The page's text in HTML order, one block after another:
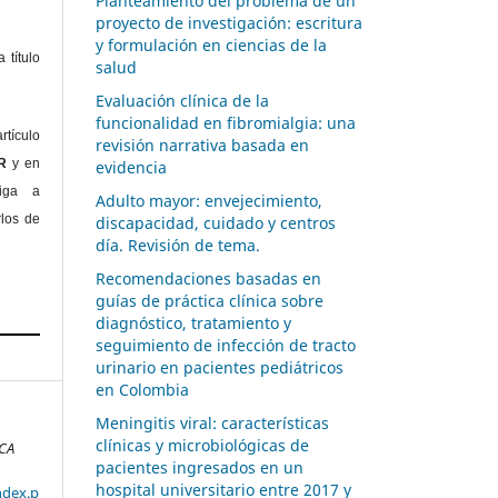
título
y en
a
de
proyecto de investigación: escritura
y formulación en ciencias de la
salud
Evaluación clínica de la
funcionalidad en fibromialgia: una
revisión narrativa basada en
evidencia
Adulto mayor: envejecimiento,
discapacidad, cuidado y centros
día. Revisión de tema.
Recomendaciones basadas en
guías de práctica clínica sobre
diagnóstico, tratamiento y
seguimiento de infección de tracto
urinario en pacientes pediátricos
en Colombia
Meningitis viral: características
clínicas y microbiológicas de
pacientes ingresados en un
hospital universitario entre 2017 y